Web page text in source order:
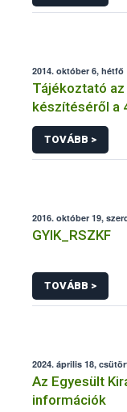
2014. október 6, hétfő
Tájékoztató
készítéséről a
előírásai alapján
TOVÁBB >
2016. október 19,
GYIK_RSZKF
TOVÁBB >
2024. április 18,
Az Egyesült
információk